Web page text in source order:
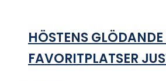
HÖSTENS
FAVORITPLATSER